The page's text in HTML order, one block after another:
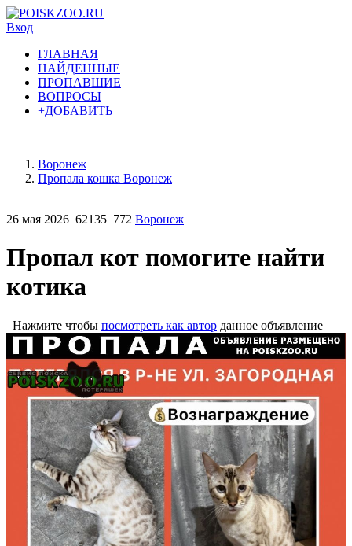
Вход
ГЛАВНАЯ
НАЙДЕННЫЕ
ПРОПАВШИЕ
ВОПРОСЫ
+ДОБАВИТЬ
Воронеж
Пропала кошка Воронеж
26 мая 2026 62135 772 Воронеж
Пропал кот помогите найти
котика
Нажмите чтобы посмотреть как автор данное объявление